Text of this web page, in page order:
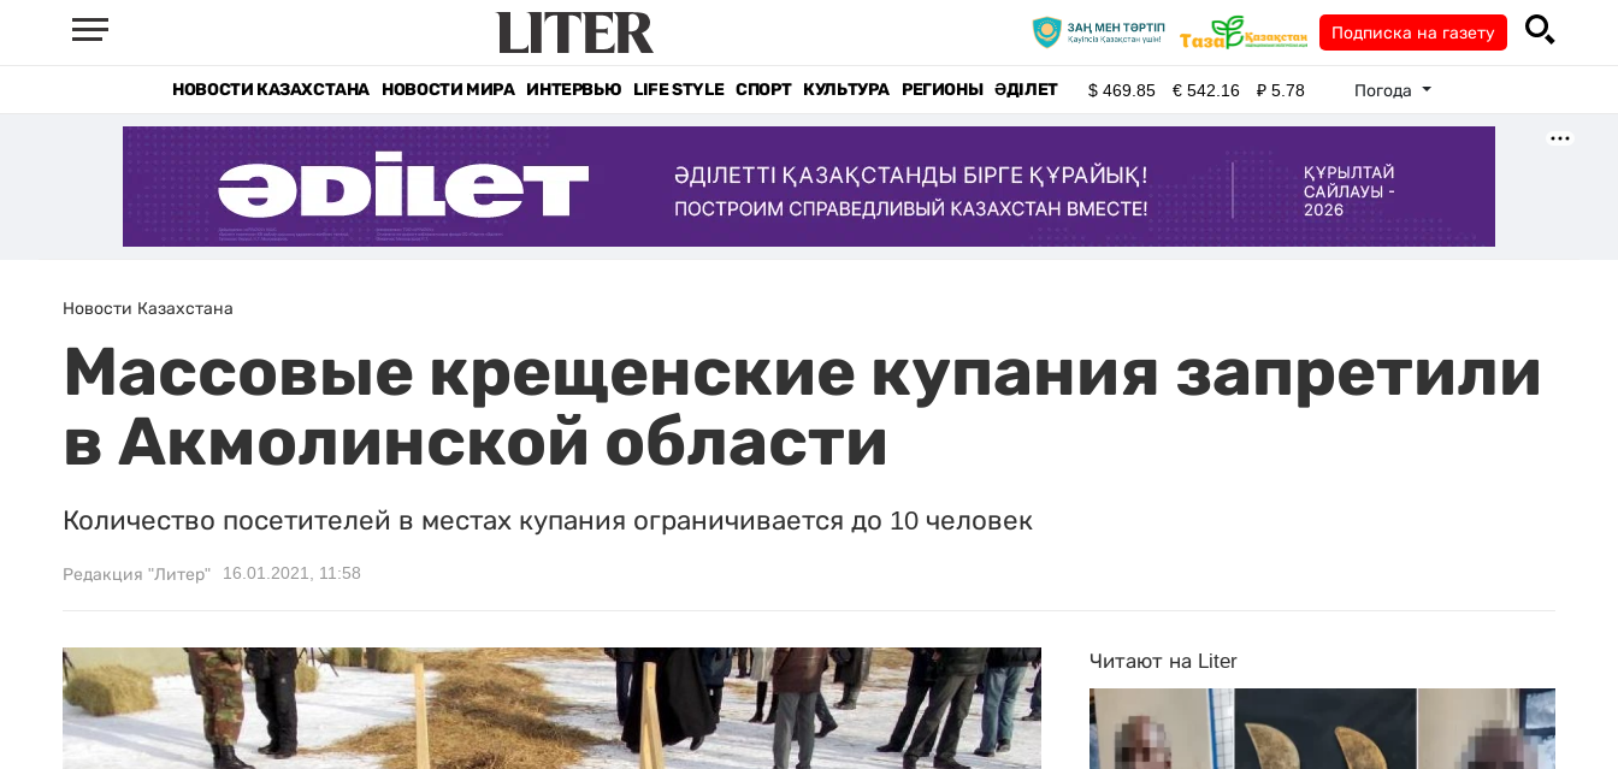
Подписка на газету
НОВОСТИ КАЗАХСТАНА НОВОСТИ МИРА ИНТЕРВЬЮ LIFE STYLE СПОРТ КУЛЬТУРА РЕГИОНЫ ӘДІЛЕТ $469.85 €542.16 ₽5.78 Погода
Новости Казахстана
Массовые крещенские купания запретили
в Акмолинской области
Количество посетителей в местах купания ограничивается до 10 человек
Редакция "Литер" 16.01.2021, 11:58
Читают на Liter